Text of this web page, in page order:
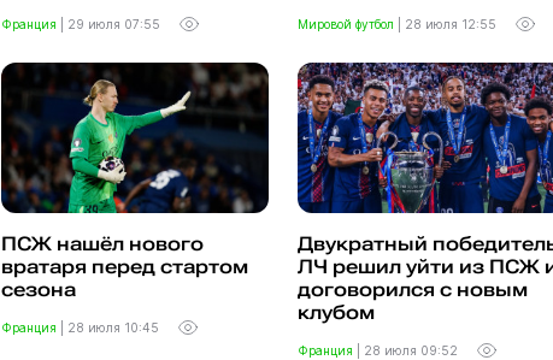
Франция 29 июля 07:55 Мировой футбол 28 июля 12:55
ПСЖ нашёл нового
вратаря перед стартом
сезона
Франция 28 июля 10:45
Двукратный
ЛЧ решил уйти из ПСЖ
договорился с новым
клубом
Франция 28 июля 09:52